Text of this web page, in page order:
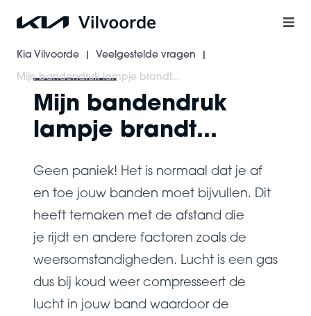
naar
main
content
Kia Vilvoorde Veelgestelde vragen
Mijn bandendruk lampje brandt...
Mijn bandendruk
lampje brandt...
Geen paniek! Het is normaal dat je af
en toe jouw banden moet bijvullen. Dit
heeft temaken met de afstand die
je rijdt en andere factoren zoals de
weersomstandigheden. Lucht is een gas
dus bij koud weer compresseert de
lucht in jouw band waardoor de